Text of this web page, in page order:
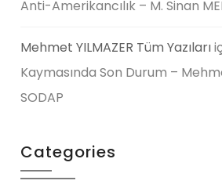
Anti-Amerikancılık – M. Sinan
Mehmet YILMAZER Tüm Yazıları
Kaymasında Son Durum –
SODAP
Categories